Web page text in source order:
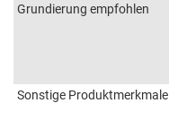
Grundierung empfohlen
Sonstige Produktmerkmale